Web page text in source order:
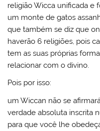
religião Wicca unificada e
um monte de gatos
que também se diz que
haverão 6 religiões, pois
tem as suas próprias
relacionar com o divino.
Pois por isso:
um Wiccan não se
verdade absoluta inscrita
para que você lhe